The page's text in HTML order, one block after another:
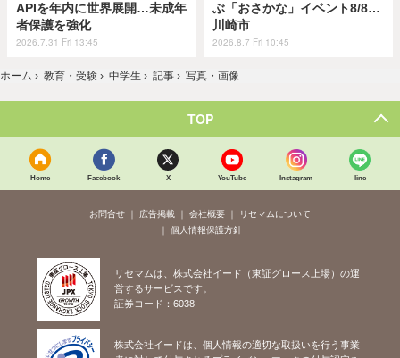
APIを年内に世界展開…未成年
者保護を強化
2026.7.31 Fri 13:45
ぶ「おさかな」イベント8/8…
川崎市
2026.8.7 Fri 10:45
ホーム › 教育・受験 › 中学生 › 記事 › 写真・画像
TOP
Home Facebook X YouTube Instagram line
お問合せ 広告掲載 会社概要
リセマムについて
個人情報保護方針
リセマムは、株式会社イード（東証グロース上場）の運
営するサービスです。
証券コード：6038
株式会社イードは、個人情報の適切な取扱いを行う事業